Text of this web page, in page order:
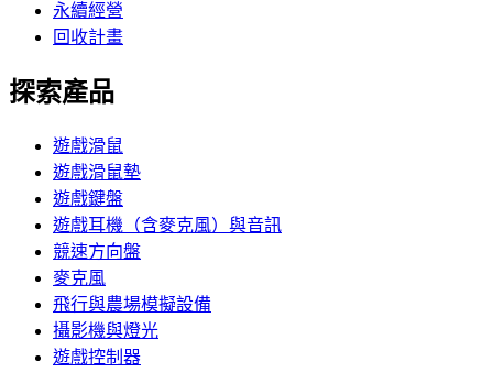
永續經營
回收計畫
探索產品
遊戲滑鼠
遊戲滑鼠墊
遊戲鍵盤
遊戲耳機（含麥克風）與音訊
競速方向盤
麥克風
飛行與農場模擬設備
攝影機與燈光
遊戲控制器